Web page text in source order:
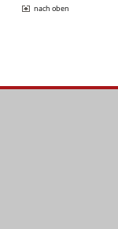
nach oben